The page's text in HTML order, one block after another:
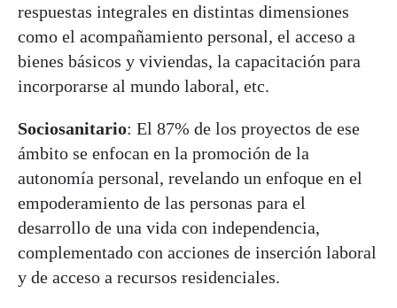
respuestas integrales en distintas dimensiones
como el acompañamiento personal, el acceso a
bienes básicos y viviendas, la capacitación para
incorporarse al mundo laboral, etc.
Sociosanitario: El 87% de los proyectos de ese
ámbito se enfocan en la promoción de la
autonomía personal, revelando un enfoque en el
empoderamiento de las personas para el
desarrollo de una vida con independencia,
complementado con acciones de inserción laboral
y de acceso a recursos residenciales.